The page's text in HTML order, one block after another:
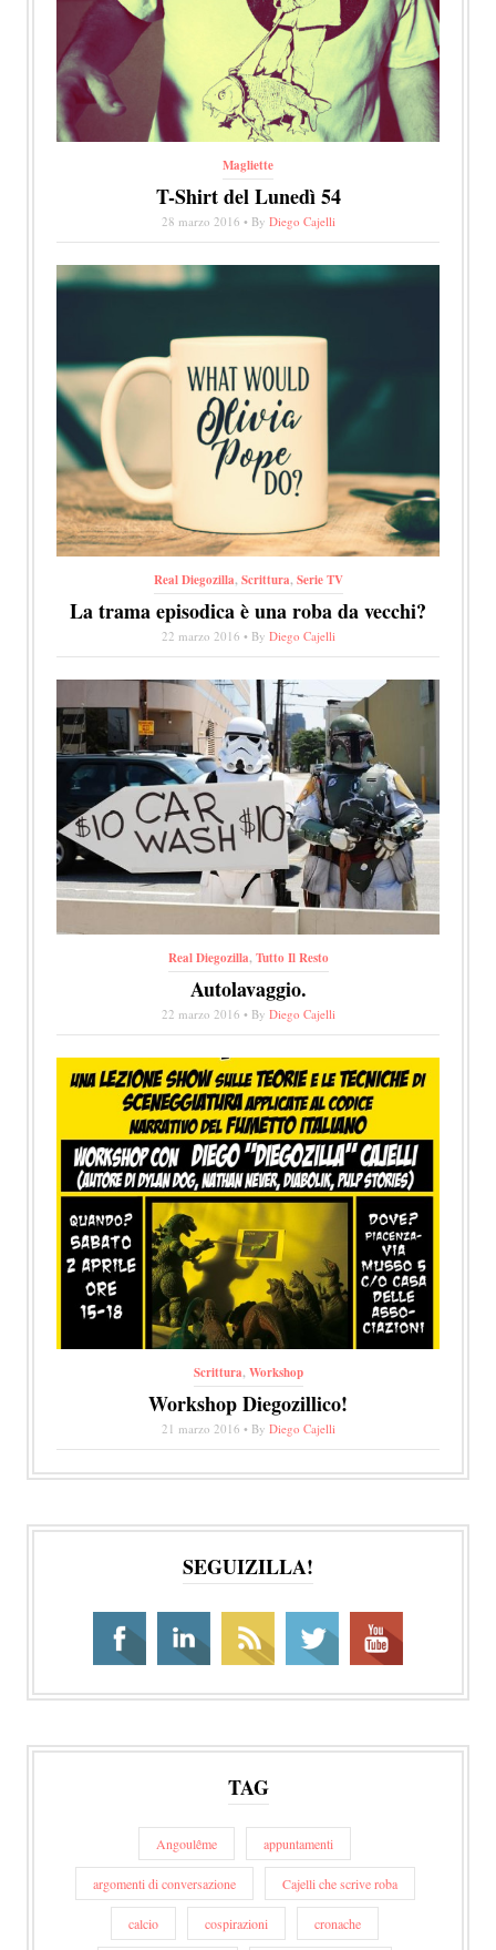
Magliette
T-Shirt del Lunedì 54
28 marzo 2016 • By Diego Cajelli
Real Diegozilla,Scrittura,Serie TV
La trama episodica è una roba da vecchi?
22 marzo 2016 • By Diego Cajelli
Real Diegozilla,Tutto Il Resto
Autolavaggio.
22 marzo 2016 • By Diego Cajelli
Scrittura,Workshop
Workshop Diegozillico!
21 marzo 2016 • By Diego Cajelli
SEGUIZILLA!
TAG
Angoulême appuntamenti
argomenti di conversazione Cajelli che scrive roba
calcio cospirazioni cronache